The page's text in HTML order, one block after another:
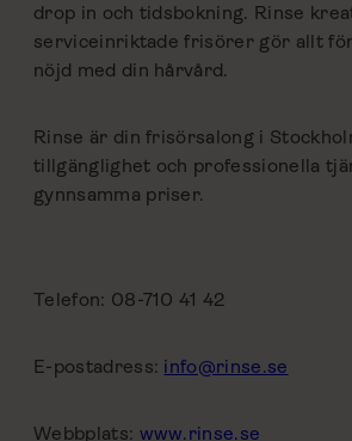
drop in och tidsbokning. Rinse
serviceinriktade frisörer gör allt
nöjd med din hårvård.
Rinse är din frisörsalong i
tillgänglighet och professionella
gynnsamma priser.
Telefon: 08-710 41 42
E-postadress: info@rinse.se
Webbplats: www.rinse.se